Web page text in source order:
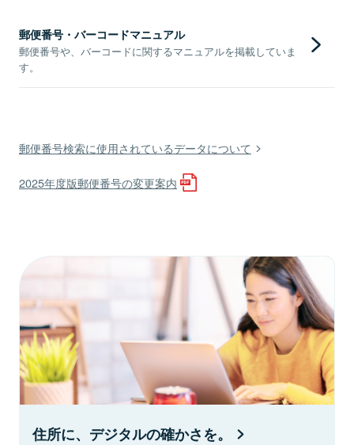
郵便番号・バーコードマニュアル
郵便番号や、バーコードに関するマニュアルを掲載していま
す。
郵便番号検索に使用されているデータについて
2025年度版郵便番号の変更案内
住所に、デジタルの確かさを。